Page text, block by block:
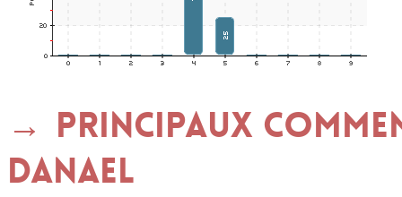
Principaux
DANAEL